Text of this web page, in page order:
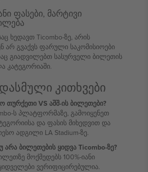
ფასები, მარტივი
ხედავთ Ticombo-ზე, არის
არ გვაქვს ფარული საკომისიოები
გიადვილებთ სასურველი ბილეთის
კატეგორიაში.
კითხვები
VS აშშ-ის ბილეთები?
ს პლატფორმაზე, გამოიყენეთ
და ფასის მიხედვით და
ადგილი LA Stadium-ზე.
ბილეთების ყიდვა Ticombo-ზე?
მოქმედებს 100%-იანი
ვერიფიცირებულია.